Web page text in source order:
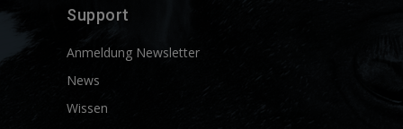
Support
Anmeldung Newsletter
News
Wissen